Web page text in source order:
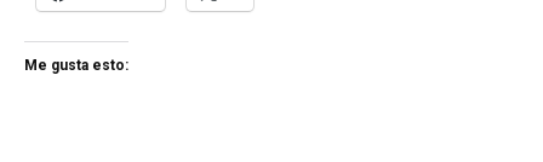
Me gusta esto: